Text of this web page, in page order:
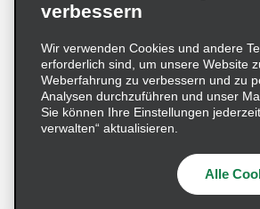
Impressum Nutzungsbedingungen
Cookie-Richtlinie
Lieferkettensorgfaltspflichtengesetz (LkSG)
Beschwerdeverfahren nach dem
© 2026 Enterprise Holdings, Inc. Alle
verbessern
Wir verwenden Cookies und andere
erforderlich sind, um unsere Website
Weberfahrung zu verbessern und zu
Analysen durchzuführen und unser
Sie können Ihre Einstellungen
verwalten“ aktualisieren.
Alle